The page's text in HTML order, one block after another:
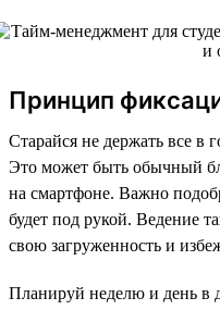
Принцип
Старайся не держать все в
Это может быть обычный
на смартфоне. Важно
будет под рукой. Ведение
свою загруженность и
Планируй неделю и день в